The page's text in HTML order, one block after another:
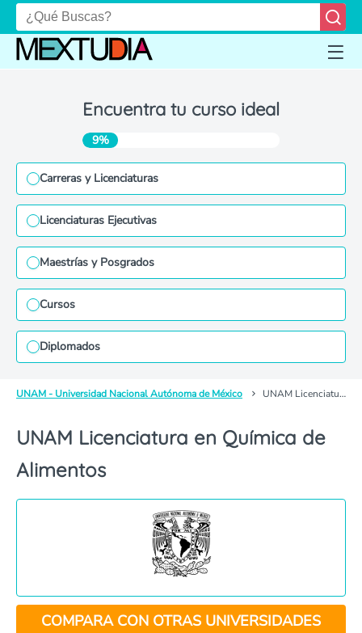
Encuentra tu curso ideal
9%
Carreras y Licenciaturas
Licenciaturas Ejecutivas
Maestrías y Posgrados
Cursos
Diplomados
UNAM - Universidad Nacional Autónoma de México UNAM Licenciatura en Química de Alimentos
UNAM Licenciatura en Química de
Alimentos
COMPARA CON OTRAS UNIVERSIDADES